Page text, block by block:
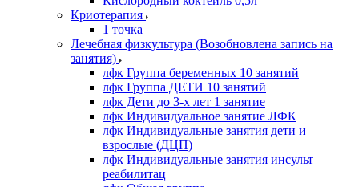
Криотерапия
1 точка
Лечебная физкультура (Возобновлена запись на
занятия)
лфк Группа беременных 10 занятий
лфк Группа ДЕТИ 10 занятий
лфк Дети до 3-х лет 1 занятие
лфк Индивидуальное занятие ЛФК
лфк Индивидуальные занятия дети и
взрослые (ДЦП)
лфк Индивидуальные занятия инсульт
реабилитац